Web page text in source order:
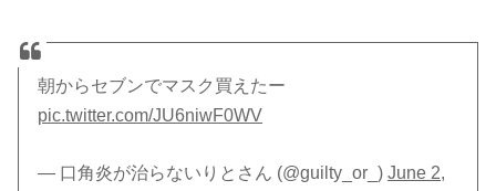
朝からセブンでマスク買えたー
pic.twitter.com/JU6niwF0WV
— 口角炎が治らないりとさん (@guilty_or_)June 2,